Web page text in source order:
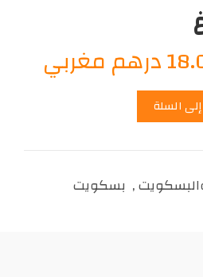
درهم مغربي
السلة
, بسكويت